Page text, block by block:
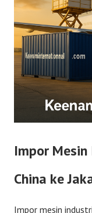
Impor
China ke
Impor mesin